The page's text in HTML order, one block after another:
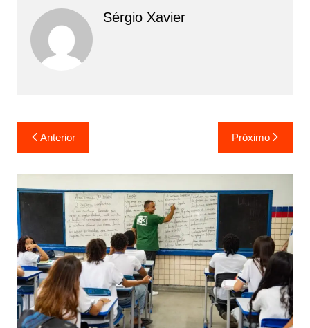
Sérgio Xavier
Anterior Próximo